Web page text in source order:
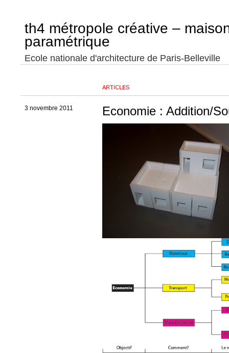
th4 métropole créative –
paramétrique
Ecole nationale d'architecture de Paris-Belleville
ARTICLES
3 novembre 2011 Economie : Addition/